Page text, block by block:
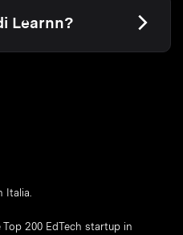
Learnn?
Italia.
200 EdTech startup in